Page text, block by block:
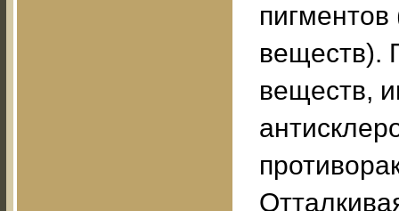
веществ).
веществ,